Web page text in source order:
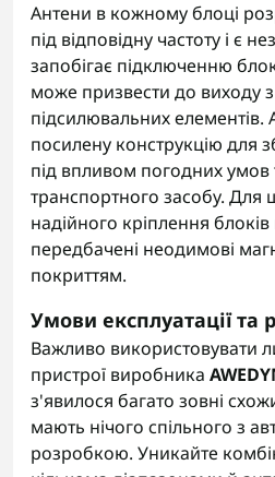
Антени в кожному блоці
під відповідну частоту і є
запобігає підключенню
може призвести до виходу
підсилювальних
посилену конструкцію для
під впливом погодних умов
транспортного засобу. Для
надійного кріплення блоків
передбачені неодимові
покриттям.
Умови експлуатації та
Важливо використовувати
пристрої виробника
з'явилося багато зовні
мають нічого спільного з
розробкою. Уникайте